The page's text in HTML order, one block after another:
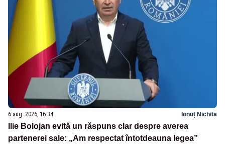
6 aug. 2026, 16:34 Ionuț Nichita
Ilie Bolojan evită un răspuns clar despre averea
partenerei sale: „Am respectat întotdeauna legea”